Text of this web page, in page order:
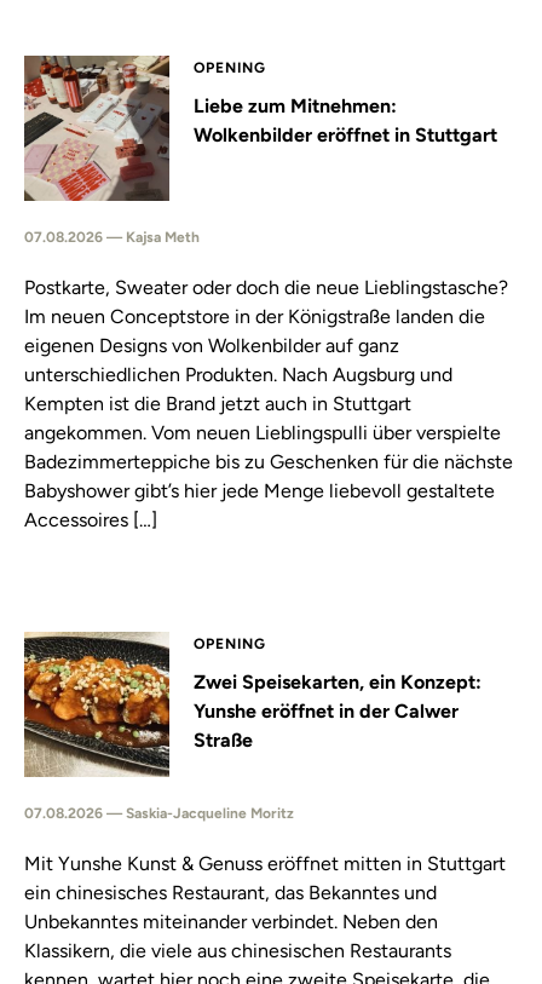
OPENING
Liebe zum Mitnehmen:
Wolkenbilder eröffnet in Stuttgart
07.08.2026 — Kajsa Meth
Postkarte, Sweater oder doch die neue Lieblingstasche?
Im neuen Conceptstore in der Königstraße landen die
eigenen Designs von Wolkenbilder auf ganz
unterschiedlichen Produkten. Nach Augsburg und
Kempten ist die Brand jetzt auch in Stuttgart
angekommen. Vom neuen Lieblingspulli über verspielte
Badezimmerteppiche bis zu Geschenken für die nächste
Babyshower gibt’s hier jede Menge liebevoll gestaltete
Accessoires […]
OPENING
Zwei Speisekarten, ein Konzept:
Yunshe eröffnet in der Calwer
Straße
07.08.2026 — Saskia-Jacqueline Moritz
Mit Yunshe Kunst & Genuss eröffnet mitten in Stuttgart
ein chinesisches Restaurant, das Bekanntes und
Unbekanntes miteinander verbindet. Neben den
Klassikern, die viele aus chinesischen Restaurants